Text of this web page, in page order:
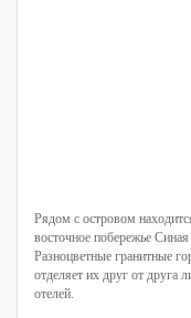
Рядом с островом
восточное побережье
Разноцветные гранитные
отделяет их друг от друга
отелей.